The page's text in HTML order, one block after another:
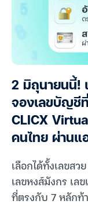
2 มิถุนายนนี้!
จองเลขบัญชี
CLICX
คนไทย ผ่านแ
เลือกได้ทั้งเลขสว
เลขหงส์มังกร เล
ที่ตรงกับ 7 หลักท้